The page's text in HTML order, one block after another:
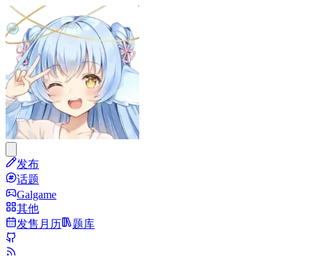
发布
话题
Galgame
其他
发售月历
题库